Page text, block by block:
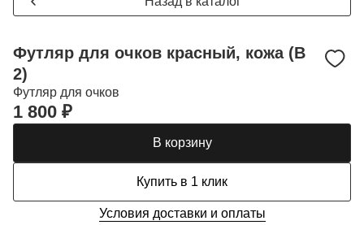
Футляр для очков красный, кожа (В
2)
Футляр для очков
1 800 ₽
В корзину
Купить в 1 клик
Условия доставки и оплаты